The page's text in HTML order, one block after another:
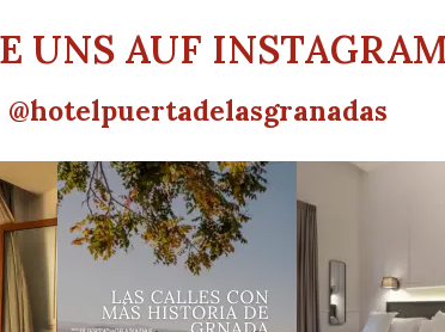
UNS AUF
@hotelpuertadelasgranadas